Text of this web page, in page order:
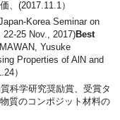
、(2017.11.1）
Korea Seminar on
25 Nov., 2017)Best
Yusuke
Properties of AlN and
）
科学研究奨励賞、受賞タ
質のコンポジット材料の